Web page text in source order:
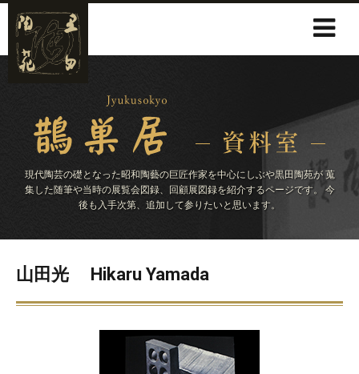
現代陶芸の礎となった昭和陶藝の巨匠作家を中心にしぶや黒田陶苑が蒐
集した随筆や当時の展覧会図録、回顧展図録を紹介するページです。
今
後も入手次第、追加して参りたいと思います。
山田光 Hikaru Yamada